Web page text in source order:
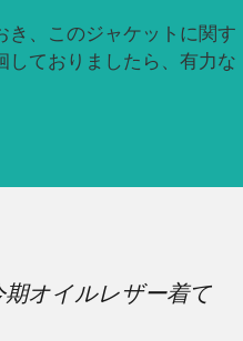
き、このジャケットに関す
しておりましたら、有力な
オイルレザー着て